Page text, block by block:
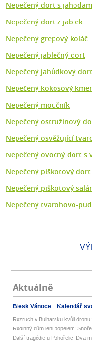
Nepečený dort s
Nepečený dort z jablek
Nepečený grepový koláč
Nepečený jablečný dort
Nepečený jahůdkový
Nepečený kokosový
Nepečený moučník
Nepečený ostružinový
Nepečený osvěžující
Nepečený ovocný dort s
Nepečený piškotový dort
Nepečený piškotový
Nepečený tvarohovo-
Aktuálně
Blesk Vánoce Kalendář
Rozruch v Bulharsku kvůli
Rodinný dům lehl popelem:
Další tragédie u Pohořelic: Dva